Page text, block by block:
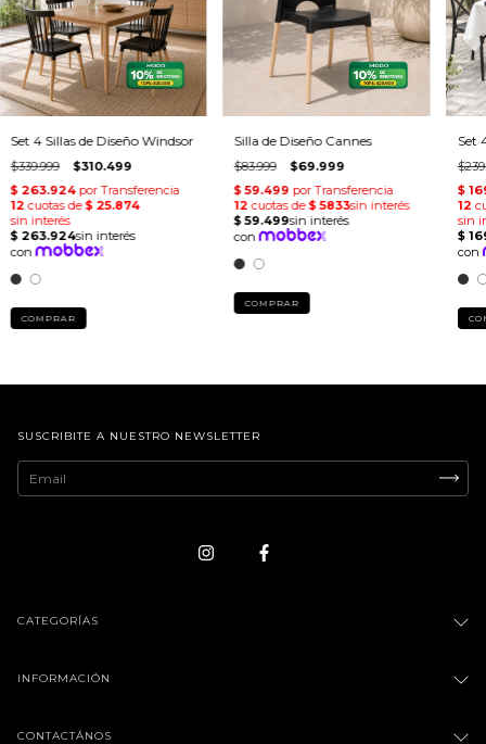
Set 4 Sillas de Diseño Windsor
$339.999 $310.499
COMPRAR
Silla de Diseño Cannes
$83.999 $69.999
COMPRAR
Set
SUSCRIBITE A NUESTRO NEWSLETTER
CATEGORÍAS
INFORMACIÓN
CONTACTÁNOS